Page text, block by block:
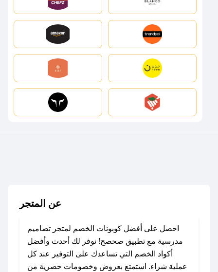
عن المتجر
احصل على أفضل كوبونات الخصم لمتجر تصاميم
مدرسية مع تطبيق صحصح! نوفر لك أحدث وأفضل
أكواد الخصم التي تساعدك على التوفير عند كل
عملية شراء. استمتع بعروض وخصومات حصرية من